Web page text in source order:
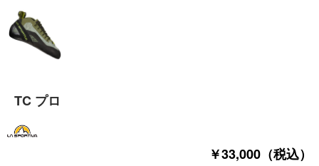
TC プロ
￥33,000（税込）